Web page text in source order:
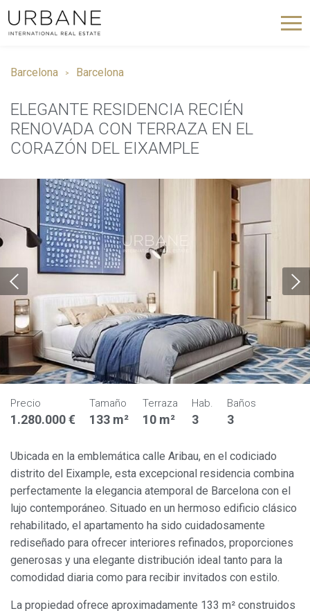
Barcelona Barcelona
ELEGANTE RESIDENCIA RECIÉN
RENOVADA CON TERRAZA EN EL
CORAZÓN DEL EIXAMPLE
Precio
1.280.000 €
Tamaño
133 m²
Terraza
10 m²
Hab.
3
Baños
3
Ubicada en la emblemática calle Aribau, en el codiciado
distrito del Eixample, esta excepcional residencia combina
perfectamente la elegancia atemporal de Barcelona con el
lujo contemporáneo. Situado en un hermoso edificio clásico
rehabilitado, el apartamento ha sido cuidadosamente
rediseñado para ofrecer interiores refinados, proporciones
generosas y una elegante distribución ideal tanto para la
comodidad diaria como para recibir invitados con estilo.
La propiedad ofrece aproximadamente 133 m² construidos